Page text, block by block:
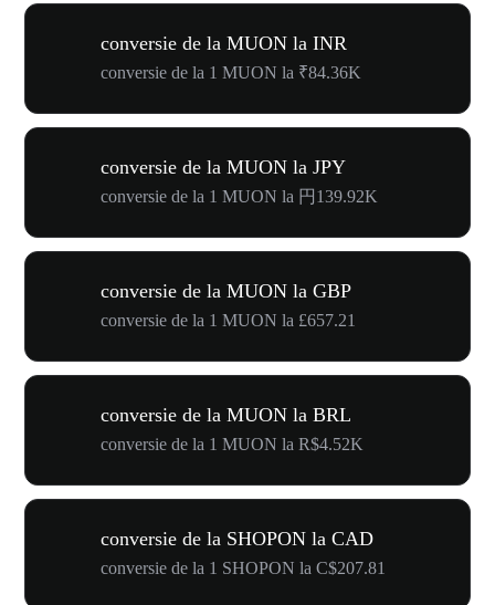
conversie de la MUON la INR
conversie de la 1 MUON la ₹84.36K
conversie de la MUON la JPY
conversie de la 1 MUON la 円139.92K
conversie de la MUON la GBP
conversie de la 1 MUON la £657.21
conversie de la MUON la BRL
conversie de la 1 MUON la R$4.52K
conversie de la SHOPON la CAD
conversie de la 1 SHOPON la C$207.81